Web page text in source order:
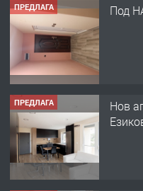
ПРЕДЛАГА Под
ПРЕДЛАГА
Нов